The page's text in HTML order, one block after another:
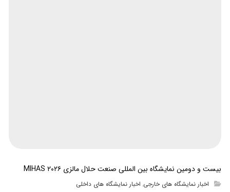
بیست و دومین نمایشگاه بین المللی صنعت حلال مالزی MIHAS ۲۰۲۶
اخبار نمایشگاه های خارجی, اخبار نمایشگاه های داخلی